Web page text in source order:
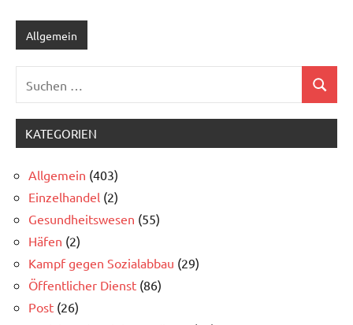
Allgemein
nach:
Suchen
KATEGORIEN
Allgemein (403)
Einzelhandel (2)
Gesundheitswesen (55)
Häfen (2)
Kampf gegen Sozialabbau (29)
Öffentlicher Dienst (86)
Post (26)